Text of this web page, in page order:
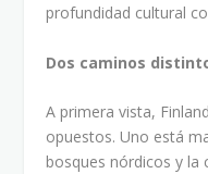
profundidad cultural
Dos caminos
A primera vista,
opuestos. Uno está
bosques nórdicos y la